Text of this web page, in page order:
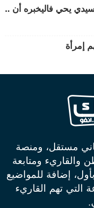
يحي فاليخبره أن ..
مستقل، ومنصة
والقاريء ومتابعة
إضافة للمواضيع
التي تهم القاريء